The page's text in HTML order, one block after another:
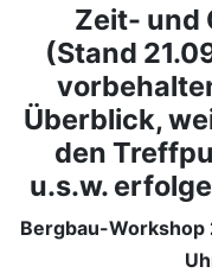
Zeit- und
(Stand
Überblick,
den
u.s.w.
Bergbau-